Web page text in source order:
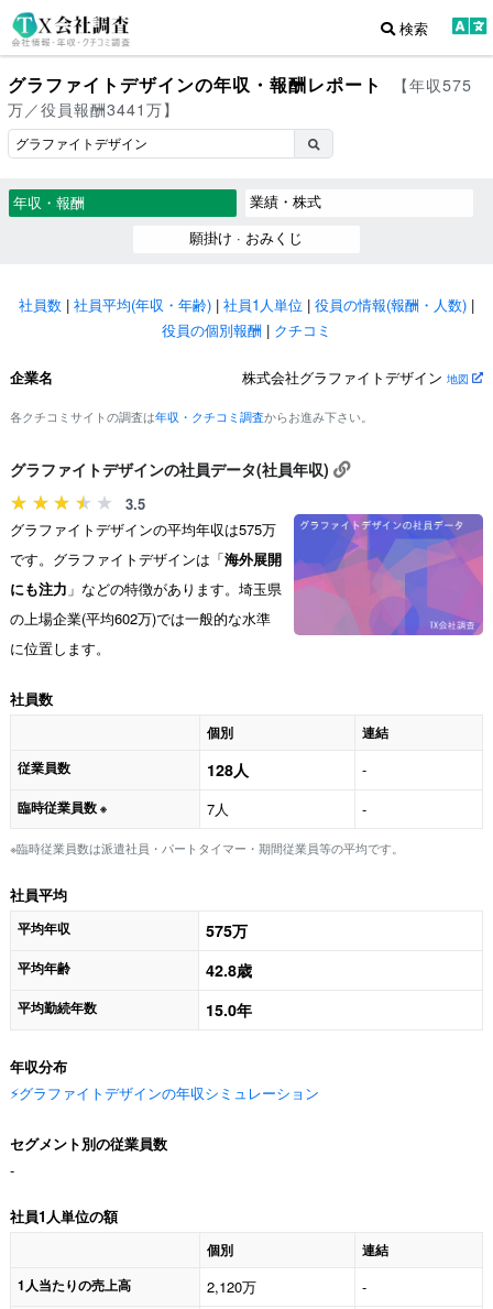
検索
グラファイトデザインの年収・報酬レポート
【年収575
万／役員報酬3441万】
年収・報酬
業績・株式
願掛け · おみくじ
社員数 | 社員平均(年収・年齢) | 社員1人単位 | 役員の情報(報酬・人数) |
役員の個別報酬 | クチコミ
企業名 株式会社グラファイトデザイン 地図
各クチコミサイトの調査は年収・クチコミ調査からお進み下さい。
グラファイトデザインの社員データ(社員年収)
3.5
グラファイトデザインの平均年収は575万
です。グラファイトデザインは「海外展開
にも注力 」などの特徴があります。埼玉県
の上場企業(平均602万)では一般的な水準
に位置します。
社員数
個別
連結
従業員数
128人 -
臨時従業員数 ※ 7人 -
※臨時従業員数は派遣社員・パートタイマー・期間従業員等の平均です。
社員平均
平均年収 575万
平均年齢 42.8歳
平均勤続年数 15.0年
年収分布
⚡️グラファイトデザインの年収シミュレーション
セグメント別の従業員数
-
社員1人単位の額
個別
連結
1人当たりの売上高
2,120万 -